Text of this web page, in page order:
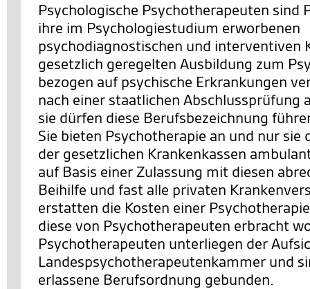
Psychologische Psychotherapeuten sind
ihre im Psychologiestudium erworbenen
psychodiagnostischen und interventiven
gesetzlich geregelten Ausbildung zum
bezogen auf psychische Erkrankungen
nach einer staatlichen Abschlussprüfung
sie dürfen diese Berufsbezeichnung
Sie bieten Psychotherapie an und nur sie
der gesetzlichen Krankenkassen
auf Basis einer Zulassung mit diesen
Beihilfe und fast alle privaten
erstatten die Kosten einer
diese von Psychotherapeuten erbracht
Psychotherapeuten unterliegen der
Landespsychotherapeutenkammer und
erlassene Berufsordnung gebunden.